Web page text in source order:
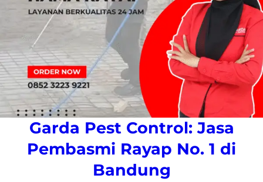
Garda Pest Control: Jasa
Pembasmi Rayap No. 1 di
Bandung